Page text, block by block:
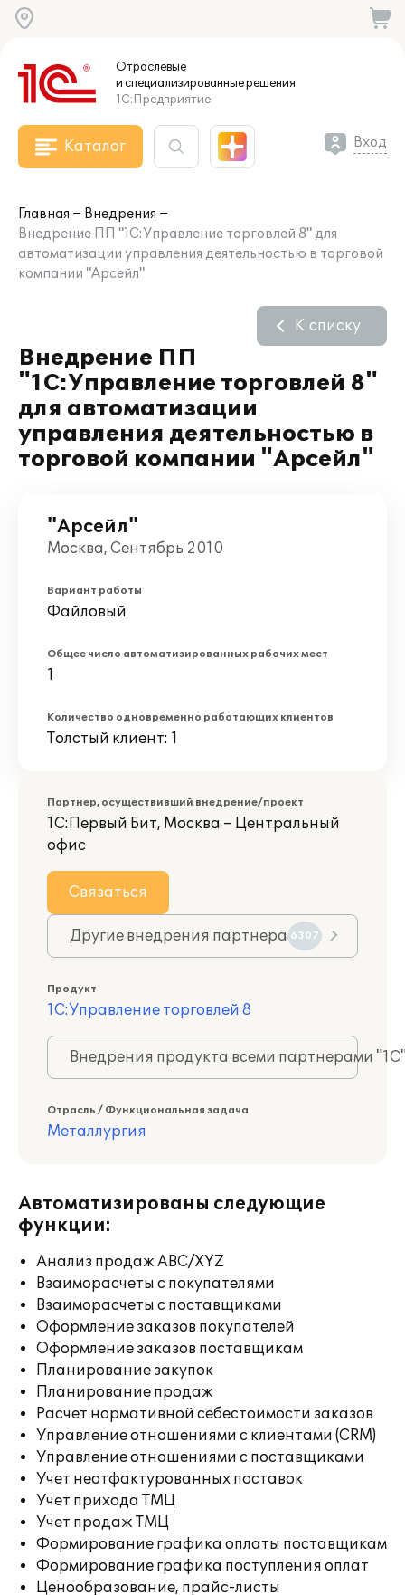
Отраслевые
и специализированныерешения
1С:Предприятие
Каталог Вход
Главная
Внедрения
Внедрение ПП "1С:Управление торговлей 8" для
автоматизации управления деятельностью в торговой
компании "Арсейл"
Внедрение ПП
"1С:Управление торговлей 8"
для автоматизации
управления деятельностью в
торговой компании "Арсейл"
К списку
"Арсейл"
Москва, Сентябрь 2010
Вариант работы
Файловый
Общее число автоматизированных рабочих мест
1
Количество одновременно работающих клиентов
Толстый клиент: 1
Партнер, осуществивший внедрение/проект
1С:Первый Бит, Москва – Центральный
офис
Связаться
Другие внедрения партнера 6307
Продукт
1С:Управление торговлей 8
Внедрения продукта всеми партнерами
Отрасль / Функциональная задача
Металлургия
Автоматизированы следующие
функции:
Анализ продаж ABC/XYZ
Взаиморасчеты с покупателями
Взаиморасчеты с поставщиками
Оформление заказов покупателей
Оформление заказов поставщикам
Планирование закупок
Планирование продаж
Расчет нормативной себестоимости заказов
Управление отношениями с клиентами (CRM)
Управление отношениями с поставщиками
Учет неотфактурованных поставок
Учет прихода ТМЦ
Учет продаж ТМЦ
Формирование графика оплаты поставщикам
Формирование графика поступления оплат
Ценообразование, прайс-листы